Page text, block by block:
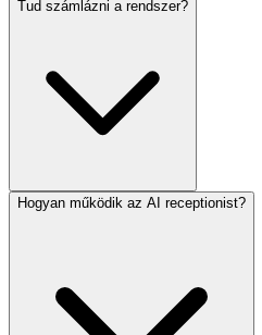
Tud számlázni a rendszer?
Hogyan működik az AI receptionist?